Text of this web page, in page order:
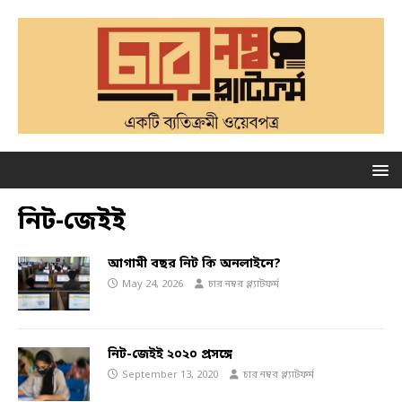
নিট-জেইই
আগামী বছর নিট কি অনলাইনে?
May 24, 2026 চার নম্বর প্ল্যাটফর্ম
নিট-জেইই ২০২০ প্রসঙ্গে
September 13, 2020 চার নম্বর প্ল্যাটফর্ম